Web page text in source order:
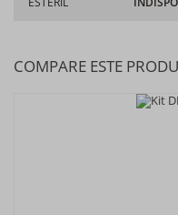
COMPARE ESTE